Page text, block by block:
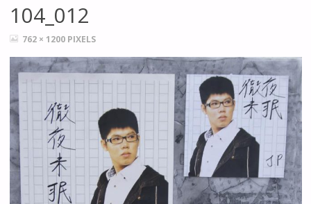
104_012
FULL762 × 1200 PIXELS